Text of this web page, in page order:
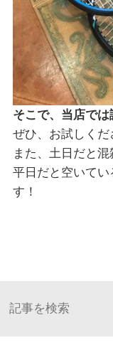
そこで、当店では
ぜひ、お試しくだ
また、土日だと
平日だと空いてい
す！